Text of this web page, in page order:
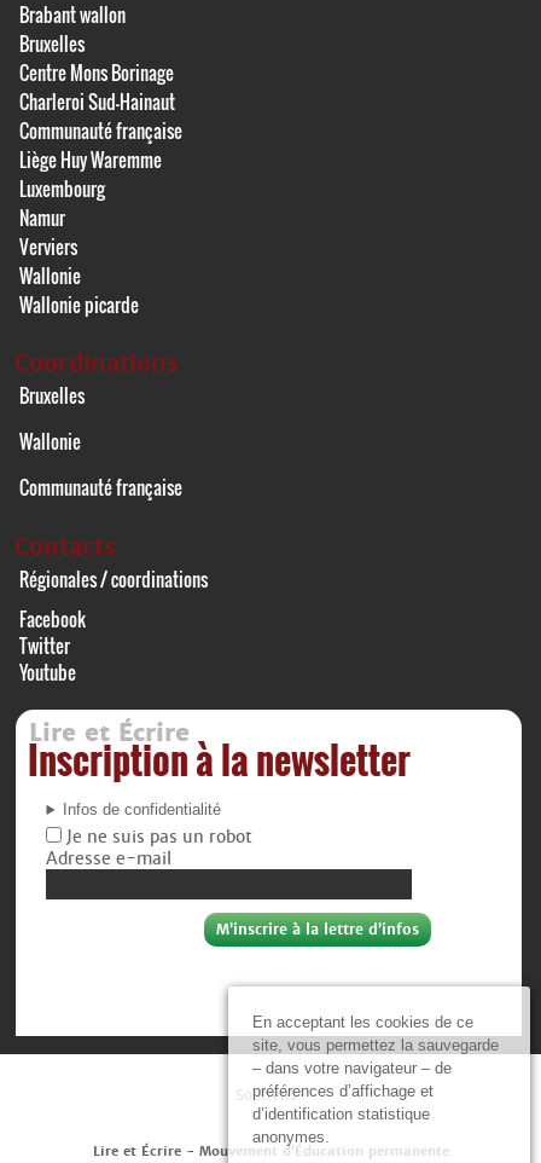
En acceptant les cookies de ce
site, vous permettez la sauvegarde
– dans votre navigateur – de
préférences d’affichage et
d’identification statistique
anonymes.
Brabant wallon
Bruxelles
Centre Mons Borinage
Charleroi Sud-Hainaut
Communauté française
Liège Huy Waremme
Luxembourg
Namur
Verviers
Wallonie
Wallonie picarde
Coordinations
Bruxelles
Wallonie
Communauté française
Contacts
Régionales / coordinations
Facebook
Twitter
Youtube
Lire et Écrire
Inscription à la newsletter
Infos de confidentialité
Je ne suis pas un robot
Adresse e-mail
Soutiens :
Lire et Écrire - Mouvement d’Éducation permanente